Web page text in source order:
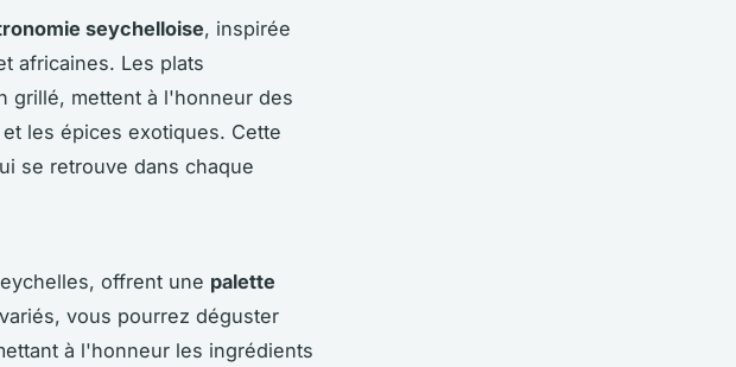
seychelloise, inspirée
africaines. Les plats
grillé, mettent à l'honneur des
les épices exotiques. Cette
se retrouve dans chaque
offrent une palette
vous pourrez déguster
à l'honneur les ingrédients